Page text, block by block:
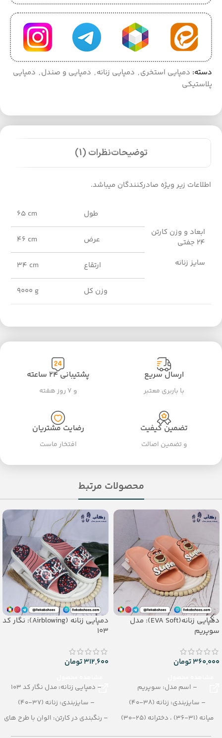
دسته: دمپایی استخری, دمپایی زنانه, دمپایی و صندل, دمپایی
پلاستیکی
توضیحاتنظرات (1)
اطلاعات زیر ویژه صادرکنندگان میباشد.
ابعاد و وزن کارتن
24 جفتی
سایز زنانه
طول 65 cm
عرض 46 cm
ارتقاع 34 cm
وزن کل 9000 g
ارسال سریع
با باربری معتبر
پشتیبانی ۲۴ ساعته
و ۷ روز هفته
تضمین کیفیت
و تضمین اصالت
رضایت مشتریان
افتخار ماست
محصولات مرتبط
دمپایی زنانه(EVA Soft): مدل
سوپریم
360,000تومان
– اسم مدل: سوپریم
– سایزبندی: زنانه (38-40)
میانه (31-36) ، دخترانه (25-30)
– رنگ بندی: الوان
دمپایی زنانه (Airblowing): نگار کد
103
312,600تومان
– دمپایی زنانه: مدل نگار کد 103
– سایزبندی: زنانه (37-40)
– رنگبندی در کارتن: الوان با طرح های